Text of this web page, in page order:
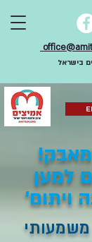
בישראל
למען
ויתום'
משמעותי